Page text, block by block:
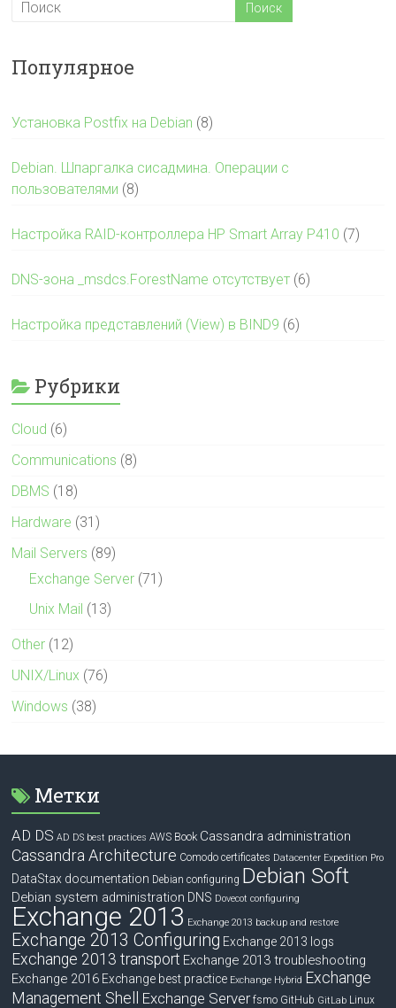
Популярное
Установка Postfix на Debian (8)
Debian. Шпаргалка сисадмина. Операции с
пользователями (8)
Настройка RAID-контроллера HP Smart Array P410 (7)
DNS-зона _msdcs.ForestName отсутствует (6)
Настройка представлений (View) в BIND9 (6)
Рубрики
Cloud (6)
Communications (8)
DBMS (18)
Hardware (31)
Mail Servers (89)
Exchange Server (71)
Unix Mail (13)
Other (12)
UNIX/Linux (76)
Windows (38)
Метки
AD DS AD DS best practices AWS Book Cassandra administration
Cassandra Architecture Comodo certificates Datacenter Expedition Pro
DataStax documentation Debian configuring Debian Soft
Debian system administration DNS Dovecot configuring
Exchange 2013 Exchange 2013 backup and restore
Exchange 2013 Configuring Exchange 2013 logs
Exchange 2013 transport Exchange 2013 troubleshooting
Exchange 2016 Exchange best practice Exchange Hybrid Exchange
Management Shell
Exchange Server fsmo GitHub GitLab Linux